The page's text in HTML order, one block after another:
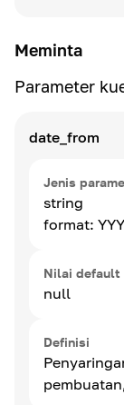
Meminta
Parameter
date_from
Jenis
string
format:
Nilai default
null
Definisi